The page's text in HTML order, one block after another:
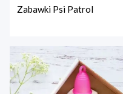
Zabawki Psi Patrol